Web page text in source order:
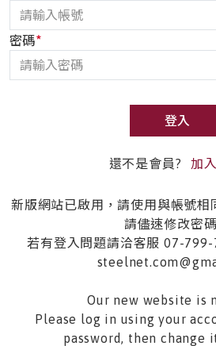
密碼*
登入
還不是會員? 加
新版網站已啟用，請使用與帳號相
請儘速修改密碼
若有登入問題請洽客服 07-
Our new website is
Please log in using your
password, then change